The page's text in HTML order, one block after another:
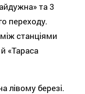
та 3
переходу.
станціями
«Тараса
лівому березі.